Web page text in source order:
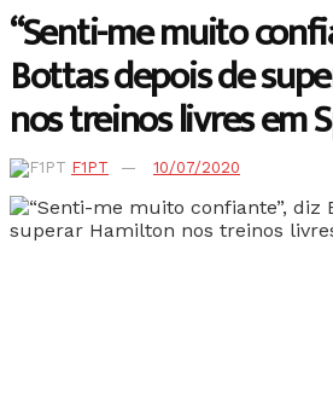
“Senti-me muito
Bottas depois de
nos treinos livres em
F1PT 10/07/2020